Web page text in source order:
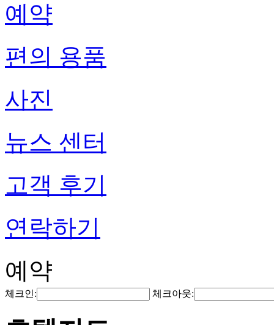
예약
편의 용품
사진
뉴스 센터
고객 후기
연락하기
예약
체크인: 체크아웃: